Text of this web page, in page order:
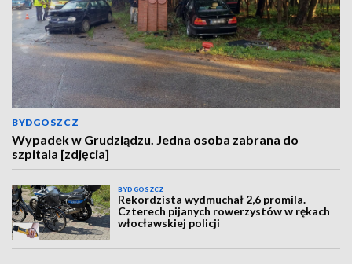
BYDGOSZCZ
Wypadek w Grudziądzu. Jedna osoba zabrana do
szpitala [zdjęcia]
BYDGOSZCZ
Rekordzista wydmuchał 2,6 promila.
Czterech pijanych rowerzystów w rękach
włocławskiej policji